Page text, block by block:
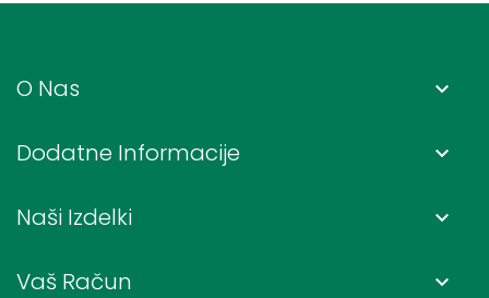
O Nas keyboard_arrow_down
Dodatne Informacije keyboard_arrow_down
Naši Izdelki keyboard_arrow_down
Vaš Račun keyboard_arrow_down